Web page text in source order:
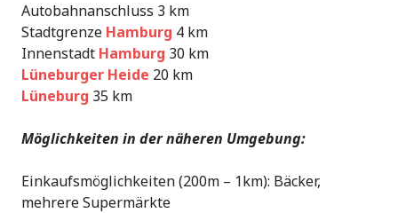
Autobahnanschluss 3 km
Stadtgrenze Hamburg 4 km
Innenstadt Hamburg 30 km
Lüneburger Heide 20 km
Lüneburg 35 km
Möglichkeiten in der näheren Umgebung:
Einkaufsmöglichkeiten (200m – 1km): Bäcker,
mehrere Supermärkte